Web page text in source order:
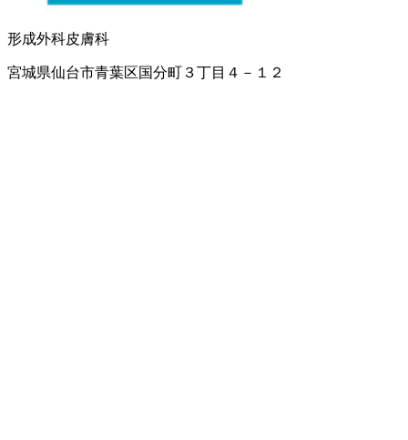
形成外科皮膚科
宮城県仙台市青葉区国分町３丁目４－１２